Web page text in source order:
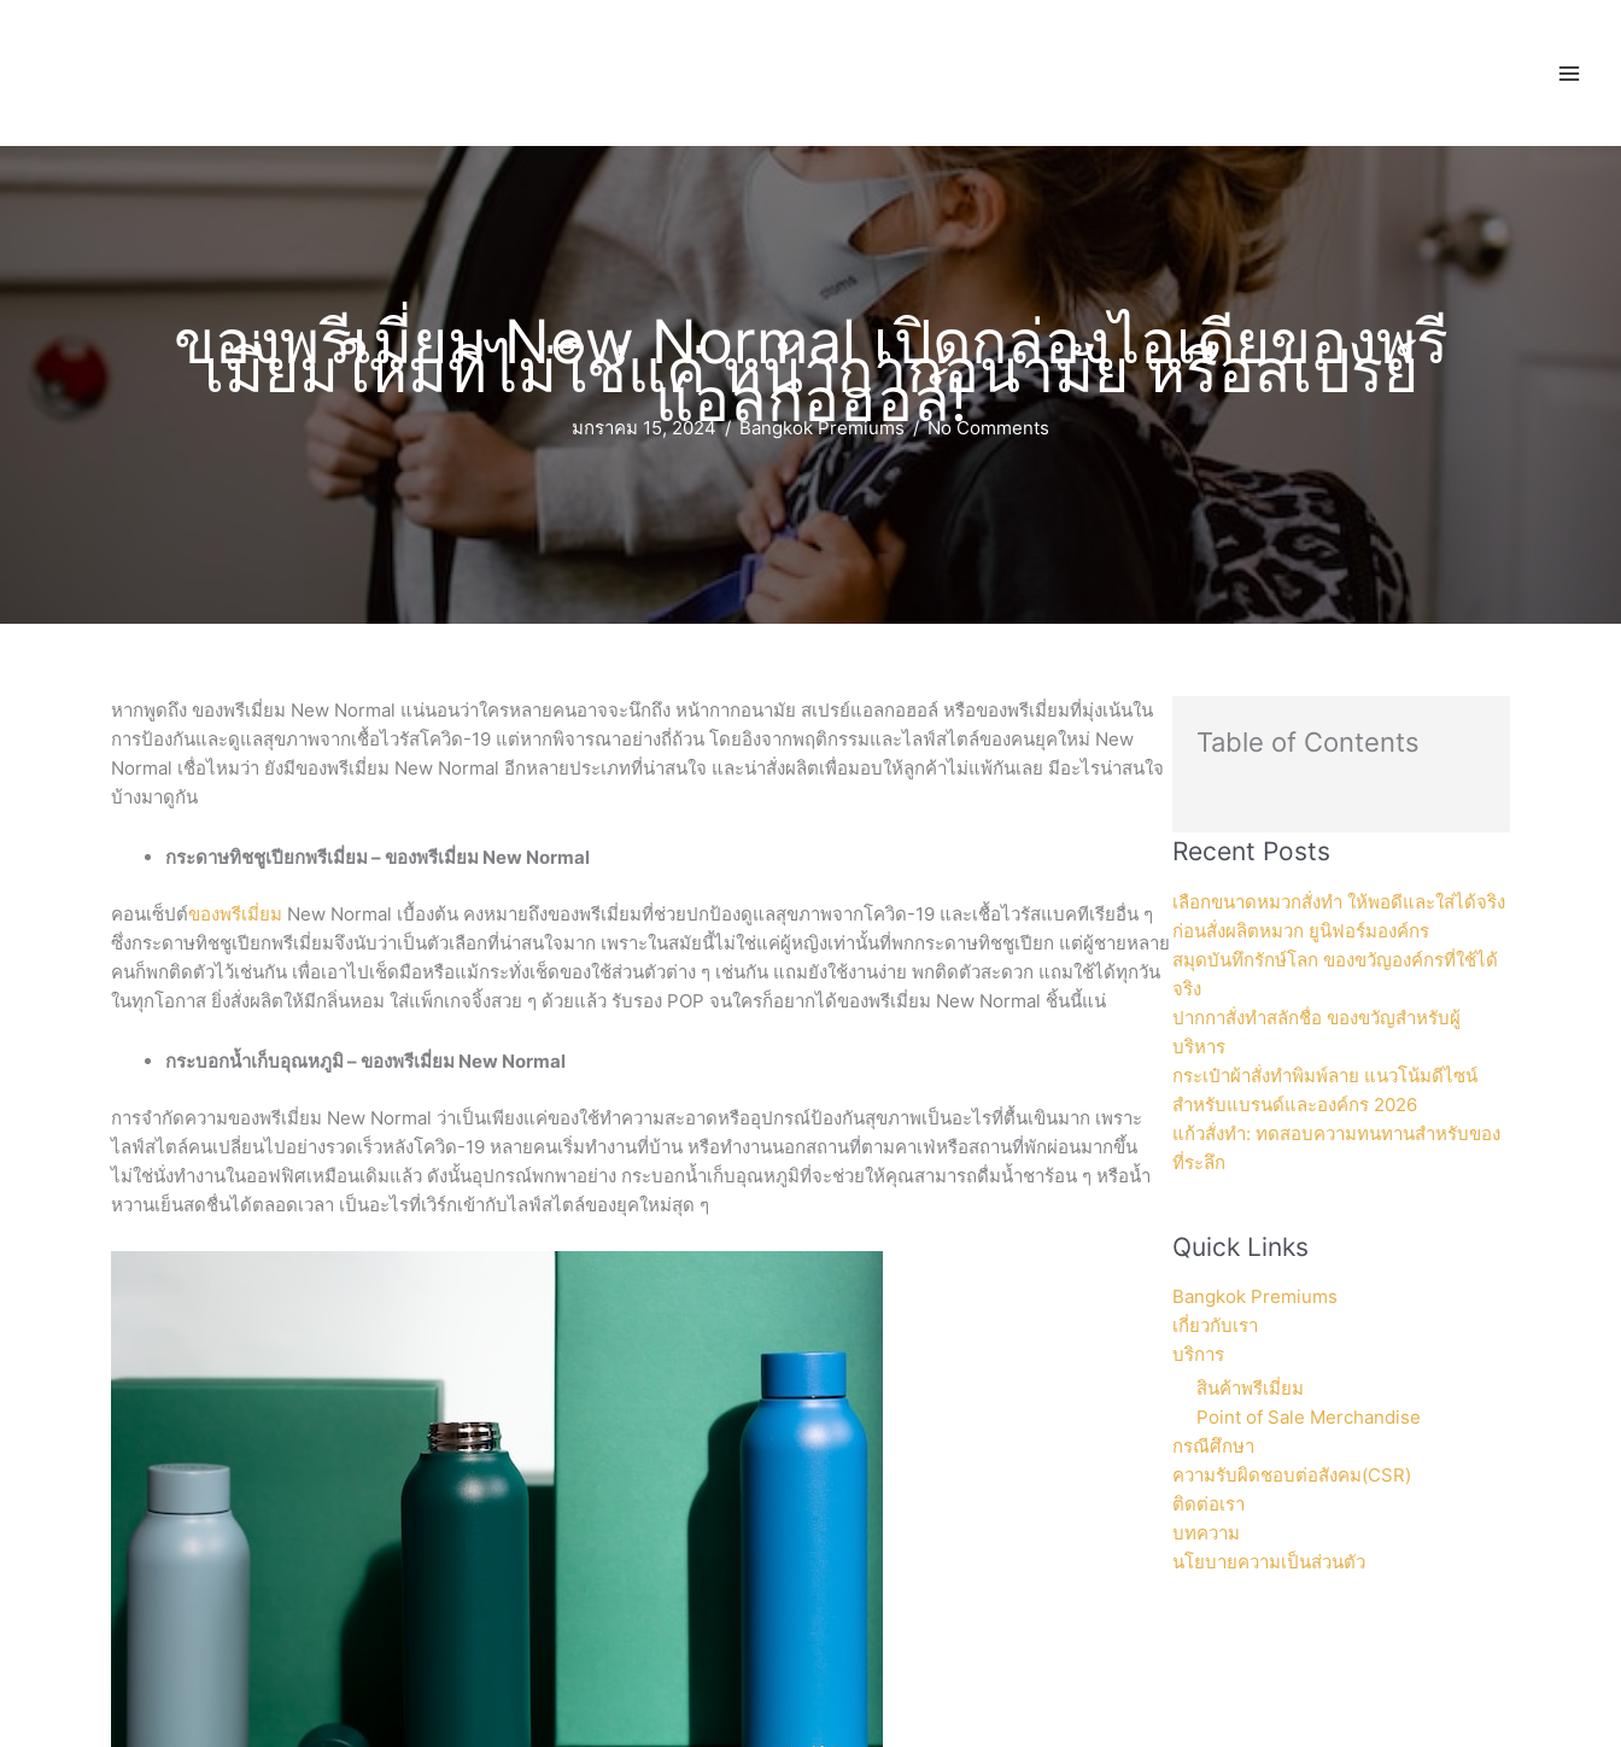
ของพรีเมี่ยม New Normal เปิดกล่องไอเดียของพรี
เมี่ยมใหม่ที่ไม่ใช่แค่ หน้ากากอนามัย หรือสเปรย์
แอลกอฮอล์!
มกราคม 15, 2024/Bangkok Premiums/No Comments
หากพูดถึง ของพรีเมี่ยม New Normal แน่นอนว่าใครหลายคนอาจจะนึกถึง หน้ากากอนามัย สเปรย์แอลกอฮอล์ หรือของพรีเมี่ยมที่มุ่งเน้นใน
การป้องกันและดูแลสุขภาพจากเชื้อไวรัสโควิด-19 แต่หากพิจารณาอย่างถี่ถ้วน โดยอิงจากพฤติกรรมและไลฟ์สไตล์ของคนยุคใหม่ New
Normal เชื่อไหมว่า ยังมีของพรีเมี่ยม New Normal อีกหลายประเภทที่น่าสนใจ และน่าสั่งผลิตเพื่อมอบให้ลูกค้าไม่แพ้กันเลย มีอะไรน่าสนใจ
บ้างมาดูกัน
กระดาษทิชชูเปียกพรีเมี่ยม – ของพรีเมี่ยม New Normal
คอนเซ็ปต์ของพรีเมี่ยม New Normal เบื้องต้น คงหมายถึงของพรีเมี่ยมที่ช่วยปกป้องดูแลสุขภาพจากโควิด-19 และเชื้อไวรัสแบคทีเรียอื่น ๆ
ซึ่งกระดาษทิชชูเปียกพรีเมี่ยมจึงนับว่าเป็นตัวเลือกที่น่าสนใจมาก เพราะในสมัยนี้ไม่ใช่แค่ผู้หญิงเท่านั้นที่พกกระดาษทิชชูเปียก แต่ผู้ชายหลาย
คนก็พกติดตัวไว้เช่นกัน เพื่อเอาไปเช็ดมือหรือแม้กระทั่งเช็ดของใช้ส่วนตัวต่าง ๆ เช่นกัน แถมยังใช้งานง่าย พกติดตัวสะดวก แถมใช้ได้ทุกวัน
ในทุกโอกาส ยิ่งสั่งผลิตให้มีกลิ่นหอม ใส่แพ็กเกจจิ้งสวย ๆ ด้วยแล้ว รับรอง POP จนใครก็อยากได้ของพรีเมี่ยม New Normal ชิ้นนี้แน่
กระบอกน้ำเก็บอุณหภูมิ– ของพรีเมี่ยม New Normal
การจำกัดความของพรีเมี่ยม New Normal ว่าเป็นเพียงแค่ของใช้ทำความสะอาดหรืออุปกรณ์ป้องกันสุขภาพเป็นอะไรที่ตื้นเขินมาก เพราะ
ไลฟ์สไตล์คนเปลี่ยนไปอย่างรวดเร็วหลังโควิด-19 หลายคนเริ่มทำงานที่บ้าน หรือทำงานนอกสถานที่ตามคาเฟ่หรือสถานที่พักผ่อนมากขึ้น
ไม่ใช่นั่งทำงานในออฟฟิศเหมือนเดิมแล้ว ดังนั้นอุปกรณ์พกพาอย่าง กระบอกน้ำเก็บอุณหภูมิที่จะช่วยให้คุณสามารถดื่มน้ำชาร้อน ๆ หรือน้ำ
หวานเย็นสดชื่นได้ตลอดเวลา เป็นอะไรที่เวิร์กเข้ากับไลฟ์สไตล์ของยุคใหม่สุด ๆ
Table of Contents
Recent Posts
เลือกขนาดหมวกสั่งทำ ให้พอดีและใส่ได้จริง
ก่อนสั่งผลิตหมวก ยูนิฟอร์มองค์กร
สมุดบันทึกรักษ์โลก ของขวัญองค์กรที่ใช้ได้
จริง
ปากกาสั่งทำสลักชื่อ ของขวัญสำหรับผู้
บริหาร
กระเป๋าผ้าสั่งทำพิมพ์ลาย แนวโน้มดีไซน์
สำหรับแบรนด์และองค์กร 2026
แก้วสั่งทำ: ทดสอบความทนทานสำหรับของ
ที่ระลึก
Quick Links
Bangkok Premiums
เกี่ยวกับเรา
บริการ
สินค้าพรีเมี่ยม
Point of Sale Merchandise
กรณีศึกษา
ความรับผิดชอบต่อสังคม(CSR)
ติดต่อเรา
บทความ
นโยบายความเป็นส่วนตัว